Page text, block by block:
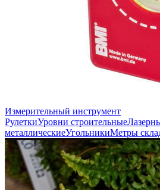
Измерительный инструмент
РулеткиУровни строительные
металлическиеУгольникиМетры